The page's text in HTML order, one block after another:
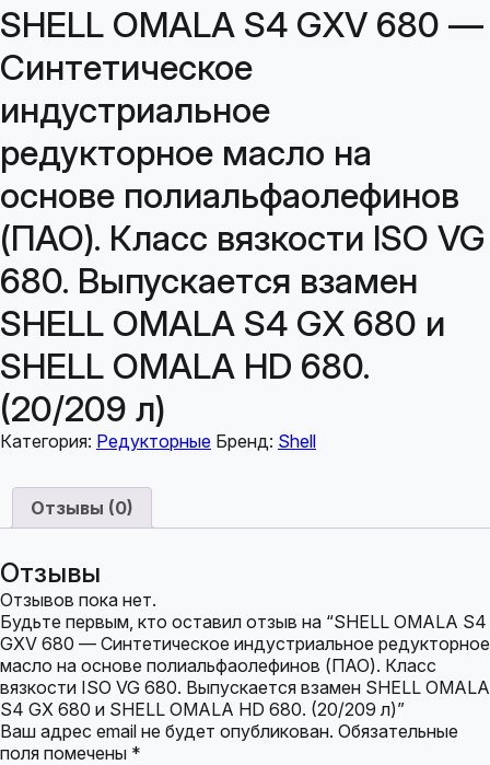
SHELL OMALA S4 GXV 680 —
Синтетическое
индустриальное
редукторное масло на
основе полиальфаолефинов
(ПАО). Класс вязкости ISO VG
680. Выпускается взамен
SHELL OMALA S4 GX 680 и
SHELL OMALA HD 680.
(20/209 л)
Категория: Редукторные Бренд: Shell
Отзывы (0)
Отзывы
Отзывов пока нет.
Будьте первым, кто оставил отзыв на “SHELL OMALA S4
GXV 680 — Синтетическое индустриальное редукторное
масло на основе полиальфаолефинов (ПАО). Класс
вязкости ISO VG 680. Выпускается взамен SHELL OMALA
S4 GX 680 и SHELL OMALA HD 680. (20/209 л)”
Ваш адрес email не будет опубликован. Обязательные
поля помечены *